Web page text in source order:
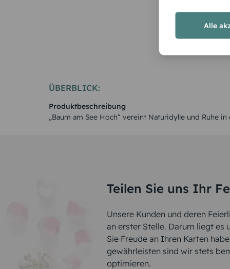
ÜBERBLICK:
Produktbeschreibung
„Baum am See Hoch“ vereint Naturidylle und Ruhe
Teilen Sie uns Ihr
Unsere Kunden und deren
an erster Stelle. Darum liegt es
Sie Freude an Ihren Karten
gewährleisten sind wir stets
optimieren.
Alle